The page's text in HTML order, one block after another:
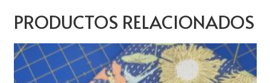
PRODUCTOS RELACIONADOS